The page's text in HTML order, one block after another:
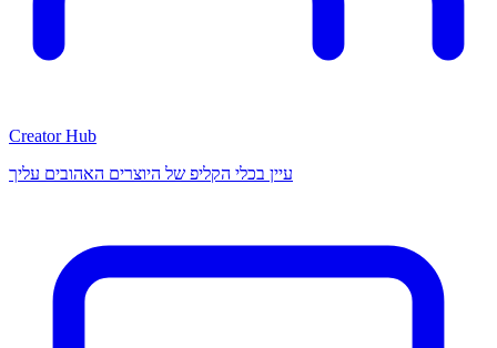
Creator Hub
עיין בכלי הקליפ של היוצרים האהובים עליך